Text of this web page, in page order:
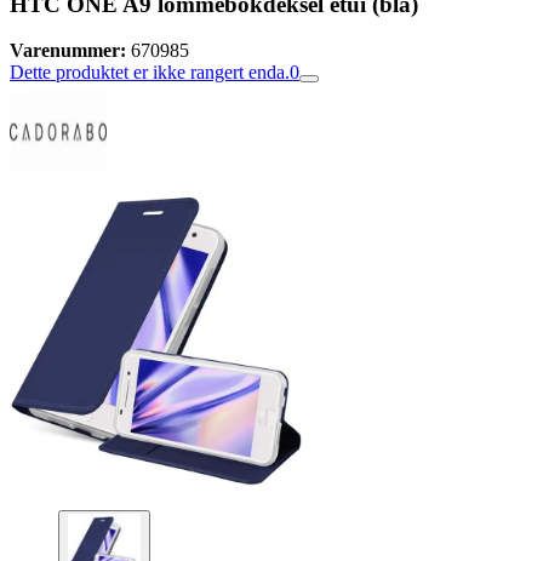
Varenummer: 670985
Dette produktet er ikke rangert enda.0